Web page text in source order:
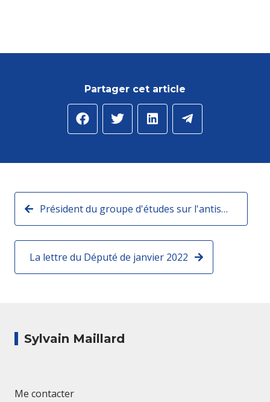
Partager cet article
Président du groupe d'études sur l'antisémitisme, l'AJC m'a remis leur radiographie sur l'antisémitisme en 2022 en France
La lettre du Député de janvier 2022
Sylvain Maillard
Me contacter